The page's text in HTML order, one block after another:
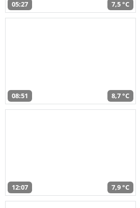
05:27 7,5 °C
08:51 8,7 °C
12:07 7,9 °C